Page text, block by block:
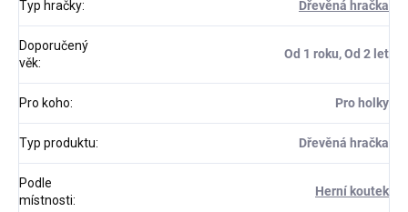
Typ hračky: Dřevěná hračka
Doporučený
věk:
Od 1 roku, Od 2 let
Pro koho: Pro holky
Typ produktu: Dřevěná hračka
Podle
místnosti:
Herní koutek